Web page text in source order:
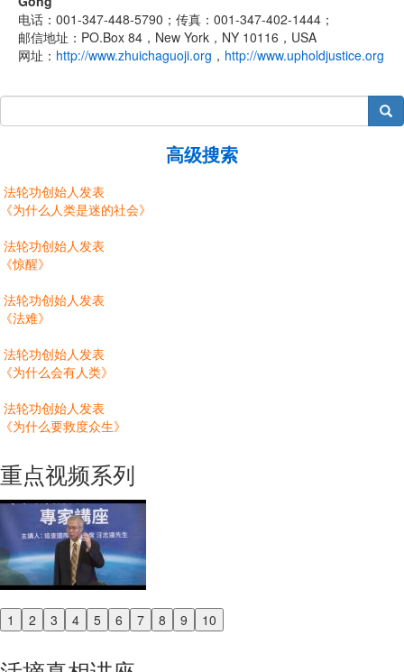
电话：001-347-448-5790；传真：001-347-402-1444；
邮信地址：PO.Box 84，New York，NY 10116，USA
网址： http://www.zhuichaguoji.org ， http://www.upholdjustice.org
搜索
高级搜索
法轮功创始人发表
《为什么人类是迷的社会》
法轮功创始人发表
《惊醒》
法轮功创始人发表
《法难》
法轮功创始人发表
《为什么会有人类》
法轮功创始人发表
《为什么要救度众生》
重点视频系列
1 2 3 4 5 6 7 8 9 10
Previous